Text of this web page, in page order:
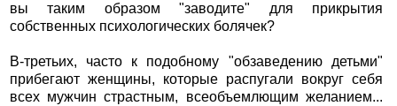
вы таким образом "заводите" для прикрытия
собственных психологических болячек?
В-третьих, часто к подобному "обзаведению детьми"
прибегают женщины, которые распугали вокруг себя
всех мужчин страстным, всеобъемлющим желанием...